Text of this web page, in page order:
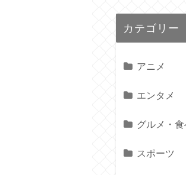
カテゴリー
アニメ
エンタメ
グルメ・
スポーツ